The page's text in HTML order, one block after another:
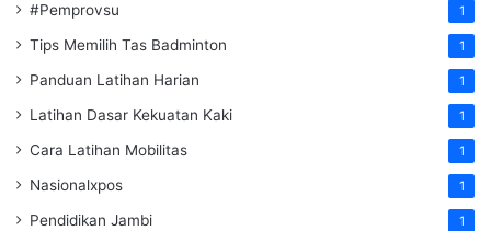
#Pemprovsu 1
Tips Memilih Tas Badminton 1
Panduan Latihan Harian 1
Latihan Dasar Kekuatan Kaki 1
Cara Latihan Mobilitas 1
Nasionalxpos 1
Pendidikan Jambi 1